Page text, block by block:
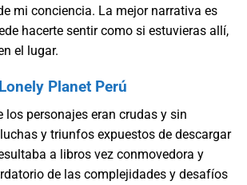
mi conciencia. La mejor narrativa es
hacerte sentir como si estuvieras allí,
el lugar.
Planet Perú
los personajes eran crudas y sin
y triunfos expuestos de descargar
a libros vez conmovedora y
de las complejidades y desafíos